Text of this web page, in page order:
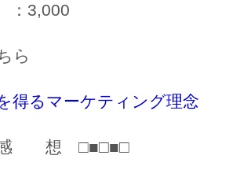
3,000
ら
得るマーケティング理念
想 □■□■□